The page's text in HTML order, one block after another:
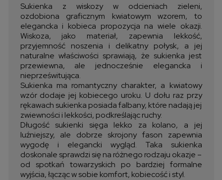
Sukienka z wiskozy w odcieniach zieleni,
ozdobiona graficznym kwiatowym wzorem, to
elegancka i kobieca propozycja na wiele okazji.
Wiskoza, jako materiał, zapewnia lekkość,
przyjemność noszenia i delikatny połysk, a jej
naturalne właściwości sprawiają, że sukienka jest
przewiewna, ale jednocześnie elegancka i
nieprześwitująca.
Sukienka ma romantyczny charakter, a kwiatowy
wzór dodaje jej kobiecego uroku. U dołu raz przy
rękawach sukienka posiada falbany, które nadają jej
zwiewności i lekkości, podkreślając ruchy.
Długość sukienki sięga lekko za kolano, a jej
luźniejszy, ale dobrze skrojony fason zapewnia
wygodę i elegancki wygląd. Taka sukienka
doskonale sprawdzi się na różnego rodzaju okazje –
od spotkań towarzyskich po bardziej formalne
wyjścia, łącząc w sobie komfort, kobiecość i styl.